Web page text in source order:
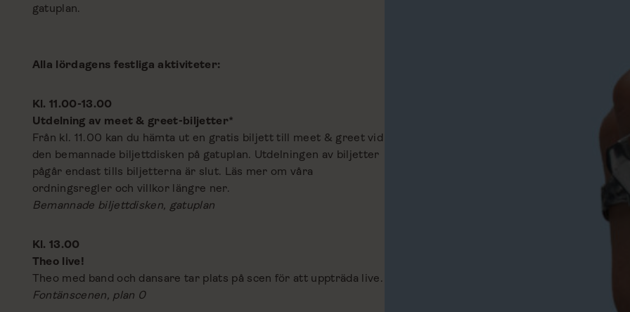
gatuplan.
Alla lördagens festliga aktiviteter:
Kl. 11.00-13.00
Utdelning av meet & greet-biljetter*
Från kl. 11.00 kan du hämta ut en gratis biljett till meet & greet vid
den bemannade biljettdisken på gatuplan. Utdelningen av biljetter
pågår endast tills biljetterna är slut. Läs mer om våra
ordningsregler och villkor längre ner.
Bemannade biljettdisken, gatuplan
Kl. 13.00
Theo live!
Theo med band och dansare tar plats på scen för att uppträda live.
Fontänscenen, plan 0